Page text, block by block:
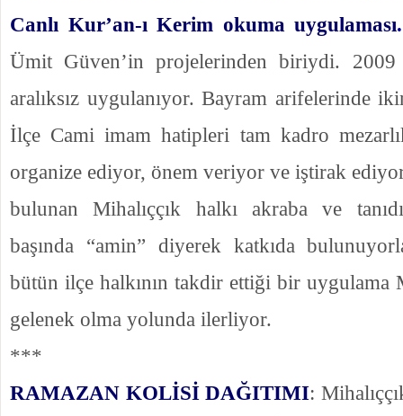
Canlı Kur’an-ı Kerim okuma uygulaması.
Ümit Güven’in projelerinden biriydi. 2009
aralıksız uygulanıyor. Bayram arifelerinde
İlçe Cami imam hatipleri tam kadro
organize ediyor, önem veriyor ve iştirak
bulunan Mihalıççık halkı akraba ve
başında “amin” diyerek katkıda
bütün ilçe halkının takdir ettiği bir uygulama
gelenek olma yolunda ilerliyor.
***
RAMAZAN KOLİSİ DAĞITIMI: